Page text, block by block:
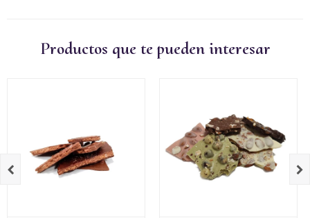
Productos que te pueden interesar
 